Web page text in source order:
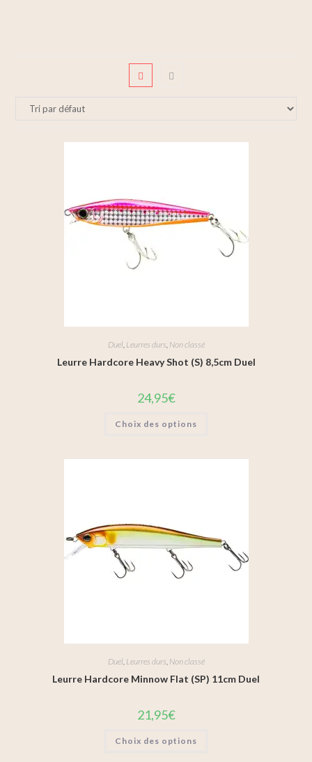
Duel, Leurres durs, Non classé
Leurre Hardcore Heavy Shot (S) 8,5cm Duel
24,95€
Choix des options
Duel Leurres durs Non classé
Leurre Hardcore Minnow Flat (SP) 11cm Duel
21,95€
Choix des options